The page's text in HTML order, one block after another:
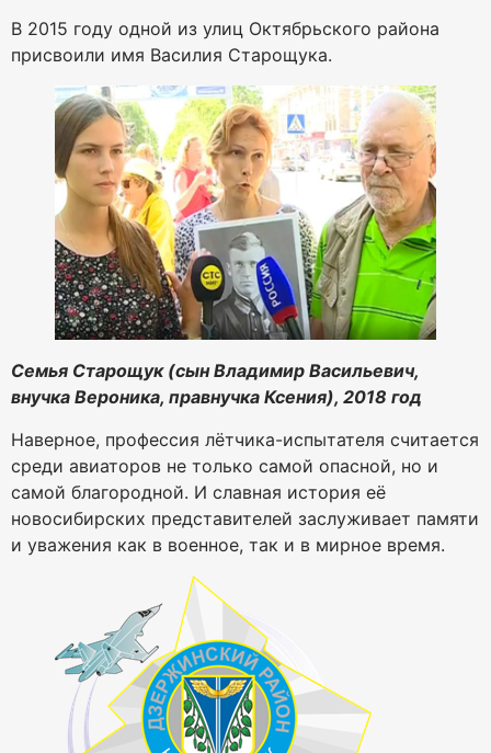
В 2015 году одной из улиц Октябрьского района
присвоили имя Василия Старощука.
Семья Старощук (сын Владимир Васильевич,
внучка Вероника, правнучка Ксения), 2018 год
Наверное, профессия лётчика-испытателя считается
среди авиаторов не только самой опасной, но и
самой благородной. И славная история её
новосибирских представителей заслуживает памяти
и уважения как в военное, так и в мирное время.